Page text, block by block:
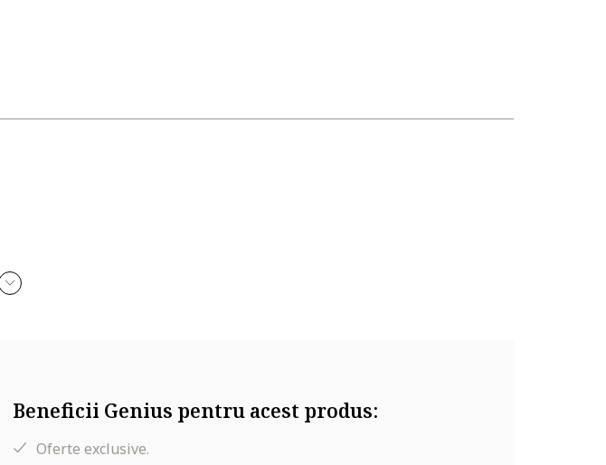
Beneficii Genius pentru acest produs:
Oferte exclusive.